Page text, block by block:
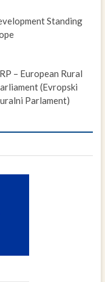
Standing
– European Rural
(Evropski
Parlament)